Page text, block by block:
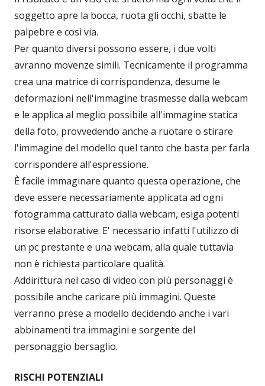
soggetto apre la bocca, ruota gli occhi, sbatte le
palpebre e così via.
Per quanto diversi possono essere, i due volti
avranno movenze simili. Tecnicamente il programma
crea una matrice di corrispondenza, desume le
deformazioni nell'immagine trasmesse dalla webcam
e le applica al meglio possibile all'immagine statica
della foto, provvedendo anche a ruotare o stirare
l'immagine del modello quel tanto che basta per farla
corrispondere all'espressione.
È facile immaginare quanto questa operazione, che
deve essere necessariamente applicata ad ogni
fotogramma catturato dalla webcam, esiga potenti
risorse elaborative. E' necessario infatti l'utilizzo di
un pc prestante e una webcam, alla quale tuttavia
non è richiesta particolare qualità.
Addirittura nel caso di video con più personaggi è
possibile anche caricare più immagini. Queste
verranno prese a modello decidendo anche i vari
abbinamenti tra immagini e sorgente del
personaggio bersaglio.
RISCHI POTENZIALI